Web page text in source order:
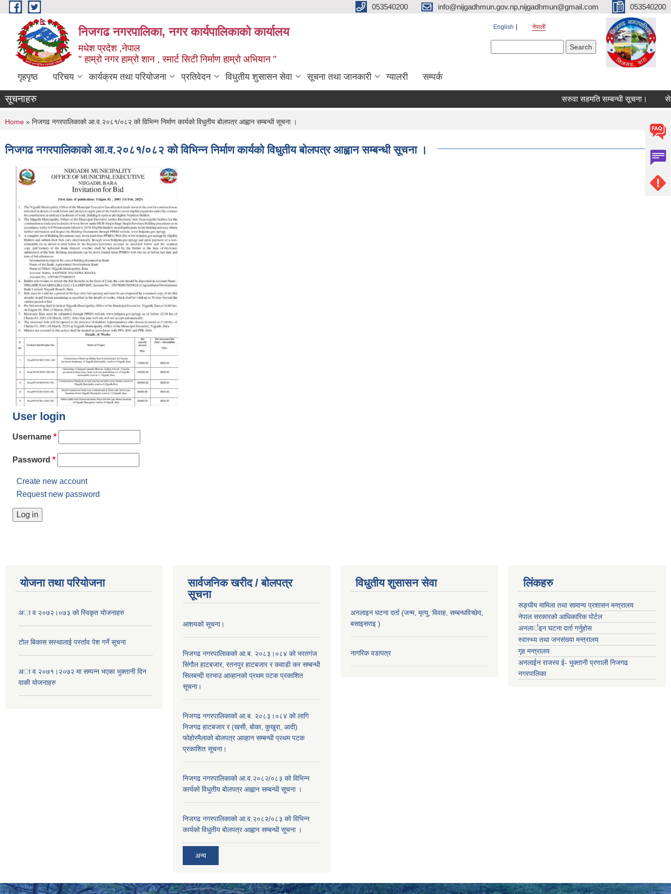
Skip to main content 053540200 info@nijgadhmun.gov.np,nijgadhmun@gmail.com 053540200
निजगढ नगरपालिका, नगर कार्यपालिकाको कार्यालय
मधेश प्रदेश ,नेपाल
" हाम्रो नगर हाम्रो शान , स्मार्ट सिटी निर्माण हाम्रो अभियान "
English नेपाली
गृहपृष्ठ परिचय कार्यक्रम तथा परियोजना प्रतिवेदन विधुतीय शुसासन सेवा सूचना तथा जानकारी ग्यालरी सम्पर्क
सूचनाहरु सरुवा सहमति सम्बन्धी सूचना। सेवा
You are here
Home » निजगढ नगरपालिकाको आ.व.२०८१/०८२ को विभिन्न निर्माण कार्यको विधुतीय बोलपत्र आह्वान सम्बन्धी सूचना ।
निजगढ नगरपालिकाको आ.व.२०८१/०८२ को विभिन्न निर्माण कार्यको विधुतीय बोलपत्र आह्वान सम्बन्धी सूचना ।
User login
Username *
Password *
Create new account
Request new password
योजना तथा परियोजना
अा व २०७२।०७३ काे स्विकृत याेजनाहरु
टोल बिकास स‌स्थालाई प‌र्स्ताव पेश गर्ने सूचना
अा‍ व २०७१।२०७२ मा सम्पन्न भएका भुक्तानी दिन
वा‌की याेजनाहरु
सार्वजनिक खरीद / बोलपत्र
सूचना
आशयको सूचना।
निजगढ नगरपालिाकको आ.ब. २०८३।०८४ को भरतगंज
सिंगौल हाटबजार, रतनपुर हाटबजार र कवाडी कर सम्बन्धी
सिलबन्दी दरभाउ आव्हानको प्रथम पटक प्रकाशित
सूचना।
निजगढ नगरपालिकाको आ.ब. २०८३।०८४ को लागि
निजगढ हाटबजार र (खसी, बोका, कुखुरा, आदी)
फोहोरमैलाको बोलपत्र आव्हान सम्बन्धी प्रथम पटक
प्रकाशित सूचना।
निजगढ नगरपालिकाको आ.व.२०८२/०८३ को विभिन्न
कार्यको विधुतीय बोलपत्र आह्वान सम्बन्धी सूचना ।
निजगढ नगरपालिकाको आ.व.२०८२/०८३ को विभिन्न
कार्यको विधुतीय बोलपत्र आह्वान सम्बन्धी सूचना ।
अन्य
विधुतीय शुसासन सेवा
अनलाइन घटना दर्ता (जन्म, मृत्यु, विवाह, सम्बन्धविच्छेद,
बसाइसराइ )
नागरिक वडापत्र
लिंकहरु
सङ्‍घीय मामिला तथा सामान्य प्रशासन मन्त्रालय
नेपाल सरकारको आधिकारिक पोर्टल
अनलार्इन घटना दर्ता गर्नुहोस
स्वास्थ्य तथा जनसंख्या मन्त्रालय
गृह मन्त्रालय
अनलाईन राजस्व ई- भुक्तानी प्रणाली निजगढ
नगरपालिका